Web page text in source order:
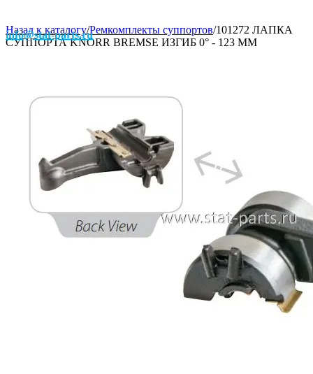
info@stat-parts.ru
Назад к каталогу/Ремкомплекты суппортов/101272 ЛАПКА
СУППОРТА KNORR BREMSE ИЗГИБ 0° - 123 MM